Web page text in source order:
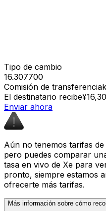
Tipo de cambio
16.307700
Comisión de transferencia
El destinatario recibe
Enviar ahora
Aún no tenemos tarifas
pero puedes comparar
tasa en vivo de Xe para
pronto, siempre estamos
ofrecerte más tarifas.
Más información sobre cómo